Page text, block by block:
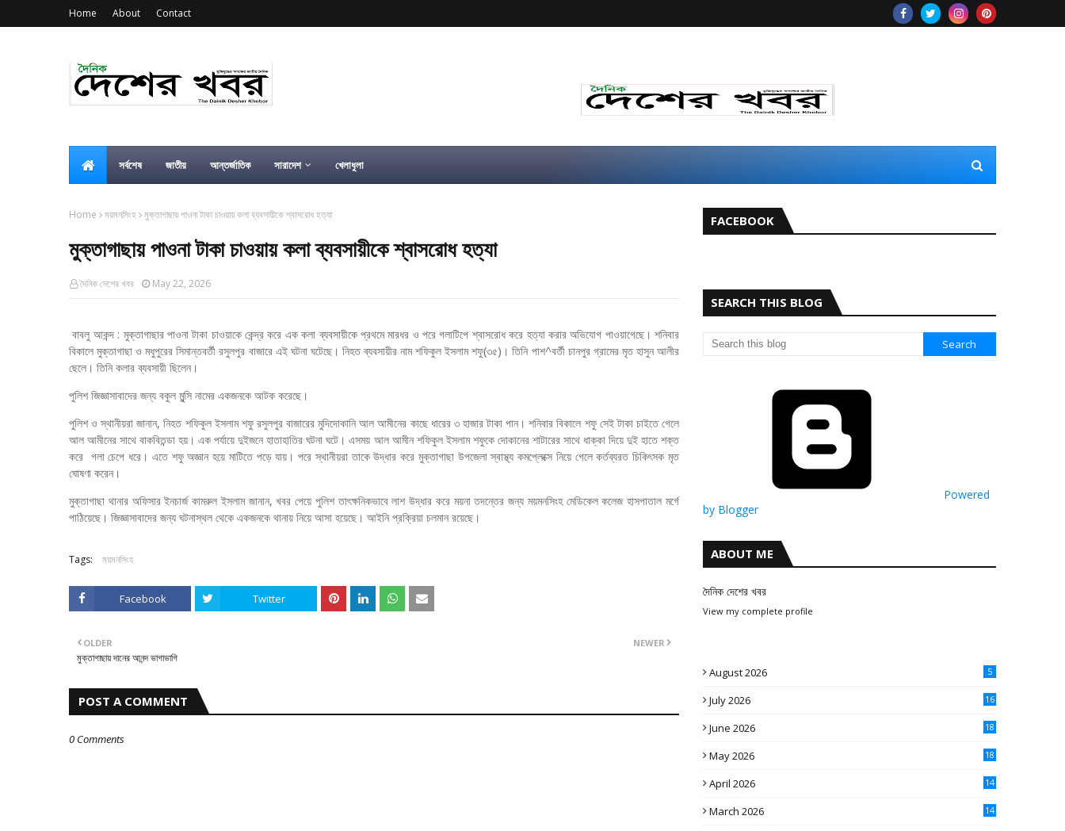
Home About Contact
সর্বশেষ জাতীয় আন্তর্জাতিক সারাদেশ খেলাধুলা
Home ময়মনসিংহ মুক্তাগাছায় পাওনা টাকা চাওয়ায় কলা ব্যবসায়ীকে শ্বাসরোধ হত্যা
মুক্তাগাছায় পাওনা টাকা চাওয়ায় কলা ব্যবসায়ীকে শ্বাসরোধ হত্যা
দৈনিক দেশের খবর May 22, 2026
বাবলু আকন্দ : মুক্তাগাছার পাওনা টাকা চাওয়াকে কেন্দ্র করে এক কলা ব্যবসায়ীকে প্রথমে মারধর ও পরে গলাটিপে শ্বাসরোধ করে হত্যা করার অভিযোগ পাওয়াগেছে। শনিবার
বিকালে মুক্তাগাছা ও মধুপুরের সিমান্তবর্তী রসুলপুর বাজারে এই ঘটনা ঘটেছে। নিহত ব্যবসায়ীর নাম শফিকুল ইসলাম শফু(৩৫)। তিনি পাশ^বর্তী চানপুর গ্রামের মৃত হাসুন আলীর
ছেলে। তিনি কলার ব্যবসায়ী ছিলেন।
পুলিশ জিজ্ঞাসাবাদের জন্য বকুল মুন্সি নামের একজনকে আটক করেছে।
পুলিশ ও স্থানীয়রা জানান, নিহত শফিকুল ইসলাম শফু রসুলপুর বাজারের মুদিদোকানি আল আমীনের কাছে ধারের ৩ হাজার টাকা পান। শনিবার বিকালে শফু সেই টাকা চাইতে গেলে
আল আমীনের সাথে বাকবিতন্ডা হয়। এক পর্যায়ে দুইজনে হাতাহাতির ঘটনা ঘটে। এসময় আল আমীন শফিকুল ইসলাম শফুকে দোকানের শাটারের সাথে ধাক্কা দিয়ে দুই হাতে শক্ত
করে গলা চেপে ধরে। এতে শফু অজ্ঞান হয়ে মাটিতে পড়ে যায়। পরে স্থানীয়রা তাকে উদ্ধার করে মুক্তাগাছা উপজেলা স্বাস্থ্য কমপ্লেক্সে নিয়ে গেলে কর্তব্যরত চিকিৎসক মৃত
ঘোষণা করেন।
মুক্তাগাছা থানার অফিসার ইনচার্জ কামরুল ইসলাম জানান, খবর পেয়ে পুলিশ তাৎক্ষনিকভাবে লাশ উদ্ধার করে ময়না তদন্তের জন্য ময়মনসিংহ মেডিকেল কলেজ হাসপাতাল মর্গে
পাঠিয়েছে। জিজ্ঞাসাবাদের জন্য ঘটনাস্থল থেকে একজনকে থানায় নিয়ে আসা হয়েছে। আইনি প্রক্রিয়া চলমান রয়েছে।
Tags: ময়মনসিংহ
Facebook Twitter
NEWER
OLDER
মুক্তাগাছায় দানের আনন্দ ভাগাভাগি
POST A COMMENT
0 Comments
FACEBOOK
SEARCH THIS BLOG
Powered
by Blogger
ABOUT ME
দৈনিক দেশের খবর
View my complete profile
August 2026 5
July 2026 16
June 2026 18
May 2026 18
April 2026 14
March 2026 14